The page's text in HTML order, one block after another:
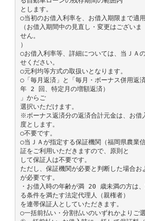
とします。
○当初のお借入利率を、お借入期限まで適用
（お借入期間中の見直し・変更はございま
せん。
）
○お借入利率等、詳細については、当ＪＡ
せください。
○元利均等方式の取扱いとなります。
○「毎月返済」と「毎月・ボーナス併用返
年 2 回、特定月の増額返済）
」からご
選択いただけます。
※ボーナス返済分の返済合計元金は、お
度とします。
○不要です。
○当ＪＡが指定する保証機関（福岡県農業
証をご利用いただきますので、原則と
して保証人は不要です。
ただし、保証機関が必要と判断した場合お
が必要です。
・お借入時の年齢が満 20 歳未満の方は
る条件を満たす法定代理人（親権者）
を連帯保証人としていただきます。
○一括前払い・分割払いのいずれかよりご